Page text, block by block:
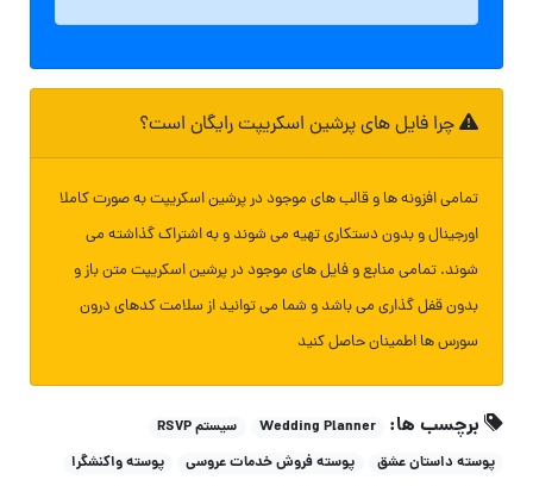
چرا فایل های پرشین اسکریپت رایگان است؟
تمامی افزونه ها و قالب های موجود در پرشین اسکریپت به صورت کاملا
اورجینال و بدون دستکاری تهیه می شوند و به اشتراک گذاشته می
شوند. تمامی منابع و فایل های موجود در پرشین اسکریپت متن باز و
بدون قفل گذاری می باشد و شما می توانید از سلامت کدهای درون
سورس ها اطمینان حاصل کنید
برچسب ها: Wedding Planner
سیستم RSVP
پوسته داستان عشق
پوسته فروش خدمات عروسی
پوسته واکنشگرا